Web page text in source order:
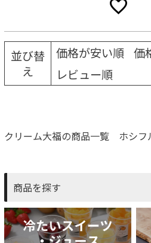
並び替
え
価格が安い順 価
レビュー順
クリーム大福の商品一覧 ホシフ
商品を探す